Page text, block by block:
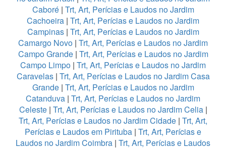
Caboré| Trt, Art, Perícias e Laudos no Jardim
Cachoeira | Trt, Art, Perícias e Laudos no Jardim
Campinas| Trt, Art, Perícias e Laudos no Jardim
Camargo Novo | Trt, Art, Perícias e Laudos no Jardim
Campo Grande| Trt, Art, Perícias e Laudos no Jardim
Campo Limpo | Trt, Art, Perícias e Laudos no Jardim
Caravelas| Trt, Art, Perícias e Laudos no Jardim Casa
Grande| Trt, Art, Perícias e Laudos no Jardim
Catanduva | Trt, Art, Perícias e Laudos no Jardim
Celeste| Trt, Art, Perícias e Laudos no Jardim Celia|
Trt, Art, Perícias e Laudos no Jardim Cidade | Trt, Art,
Perícias e Laudos em Pirituba | Trt, Art, Perícias e
Laudos no Jardim Coimbra | Trt, Art, Perícias e Laudos